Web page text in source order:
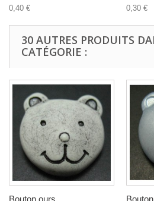
0,40 €
0,30 €
30 AUTRES PRODUITS
CATÉGORIE :
Bouton ours...